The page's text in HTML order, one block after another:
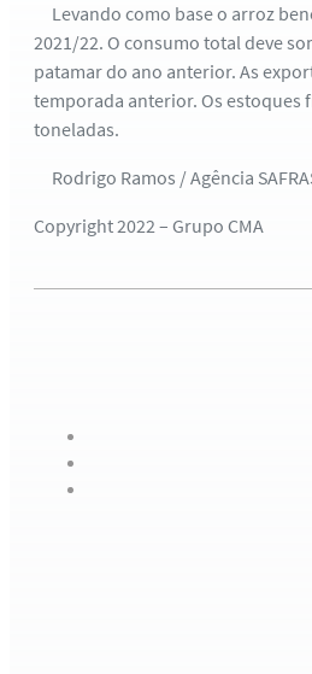
Levando como base o arroz
2021/22. O consumo total deve
patamar do ano anterior. As
temporada anterior. Os estoques
toneladas.
Rodrigo Ramos / Agência
Copyright 2022 – Grupo CMA